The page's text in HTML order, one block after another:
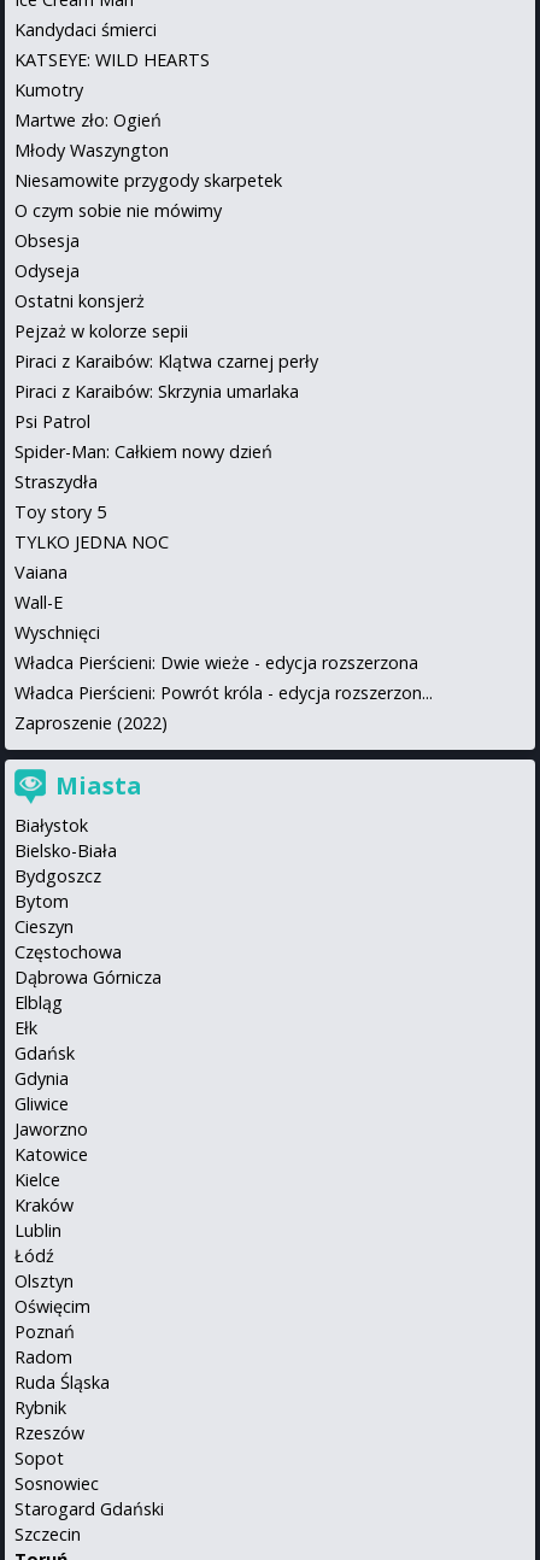
Kandydaci śmierci
KATSEYE: WILD HEARTS
Kumotry
Martwe zło: Ogień
Młody Waszyngton
Niesamowite przygody skarpetek
O czym sobie nie mówimy
Obsesja
Odyseja
Ostatni konsjerż
Pejzaż w kolorze sepii
Piraci z Karaibów: Klątwa czarnej perły
Piraci z Karaibów: Skrzynia umarlaka
Psi Patrol
Spider-Man: Całkiem nowy dzień
Straszydła
Toy story 5
TYLKO JEDNA NOC
Vaiana
Wall-E
Wyschnięci
Władca Pierścieni: Dwie wieże - edycja rozszerzona
Władca Pierścieni: Powrót króla - edycja rozszerzon...
Zaproszenie (2022)
Miasta
Białystok
Bielsko-Biała
Bydgoszcz
Bytom
Cieszyn
Częstochowa
Dąbrowa Górnicza
Elbląg
Ełk
Gdańsk
Gdynia
Gliwice
Jaworzno
Katowice
Kielce
Kraków
Lublin
Łódź
Olsztyn
Oświęcim
Poznań
Radom
Ruda Śląska
Rybnik
Rzeszów
Sopot
Sosnowiec
Starogard Gdański
Szczecin